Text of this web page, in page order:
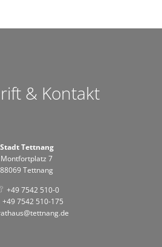
& Kontakt
Stadt Tettnang
Montfortplatz 7
88069 Tettnang
+49 7542 510-0
+49 7542 510-175